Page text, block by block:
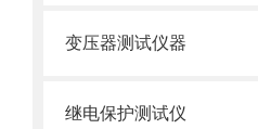
变压器测试仪器
继电保护测试仪